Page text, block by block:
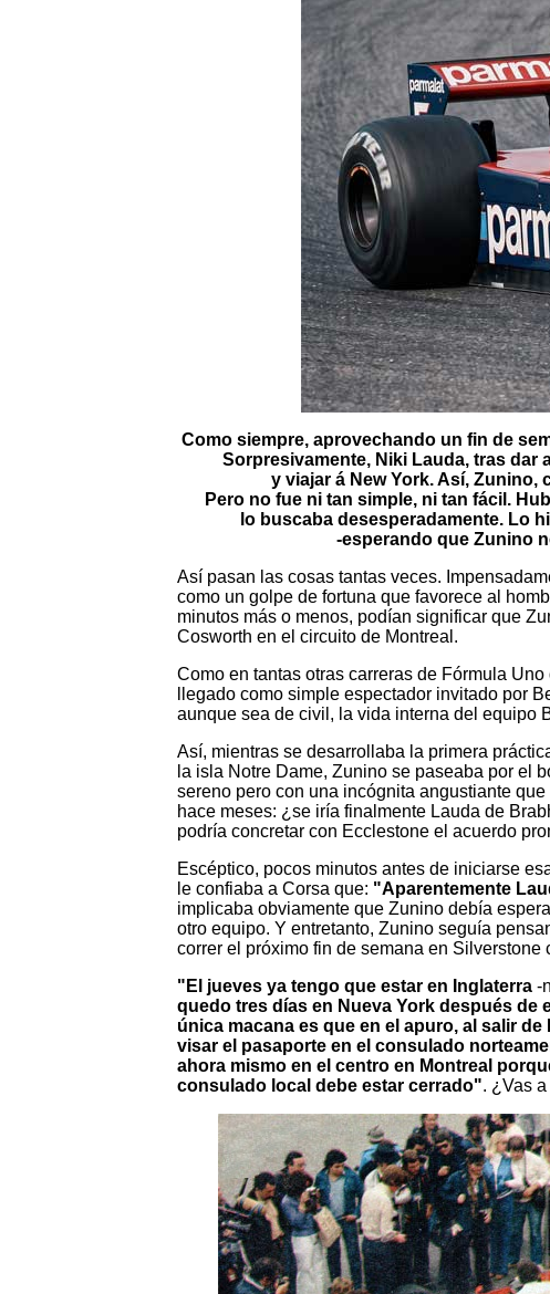
Como siempre, aprovechando un fin de
Sorpresivamente, Niki Lauda, tras dar
y viajar á New York. Así, Zunino,
Pero no fue ni tan simple, ni tan fácil.
lo buscaba desesperadamente. Lo
-esperando que Zunino
Así pasan las cosas tantas veces.
como un golpe de fortuna que favorece al
minutos más o menos, podían significar que
Cosworth en el circuito de Montreal.
Como en tantas otras carreras de Fórmula
llegado como simple espectador invitado por
aunque sea de civil, la vida interna del equipo
Así, mientras se desarrollaba la primera
la isla Notre Dame, Zunino se paseaba por el
sereno pero con una incógnita angustiante
hace meses: ¿se iría finalmente Lauda de
podría concretar con Ecclestone el acuerdo
Escéptico, pocos minutos antes de iniciarse
le confiaba a Corsa que: "Aparentemente
implicaba obviamente que Zunino debía
otro equipo. Y entretanto, Zunino seguía
correr el próximo fin de semana en Silverstone
"El jueves ya tengo que estar en Inglaterra -
quedo tres días en Nueva York después de
única macana es que en el apuro, al salir
visar el pasaporte en el consulado
ahora mismo en el centro en Montreal
consulado local debe estar cerrado". ¿Vas